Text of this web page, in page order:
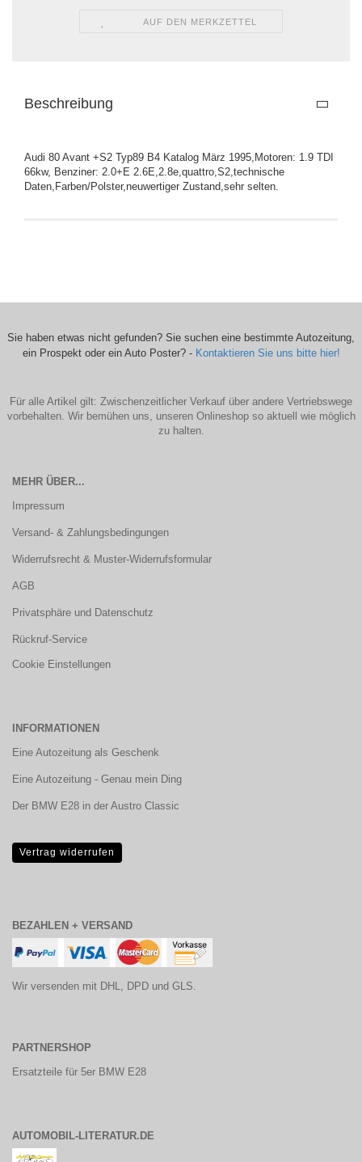
AUF DEN MERKZETTEL
Beschreibung
Audi 80 Avant +S2 Typ89 B4 Katalog März 1995,Motoren: 1.9 TDI
66kw, Benziner: 2.0+E 2.6E,2.8e,quattro,S2,technische
Daten,Farben/Polster,neuwertiger Zustand,sehr selten.
Sie haben etwas nicht gefunden? Sie suchen eine bestimmte Autozeitung,
ein Prospekt oder ein Auto Poster? - Kontaktieren Sie uns bitte hier!
Für alle Artikel gilt: Zwischenzeitlicher Verkauf über andere Vertriebswege
vorbehalten. Wir bemühen uns, unseren Onlineshop so aktuell wie möglich
zu halten.
MEHR ÜBER...
Impressum
Versand- & Zahlungsbedingungen
Widerrufsrecht & Muster-Widerrufsformular
AGB
Privatsphäre und Datenschutz
Rückruf-Service
Cookie Einstellungen
INFORMATIONEN
Eine Autozeitung als Geschenk
Eine Autozeitung - Genau mein Ding
Der BMW E28 in der Austro Classic
Vertrag widerrufen
BEZAHLEN + VERSAND
Wir versenden mit DHL, DPD und GLS.
PARTNERSHOP
Ersatzteile für 5er BMW E28
AUTOMOBIL-LITERATUR.DE